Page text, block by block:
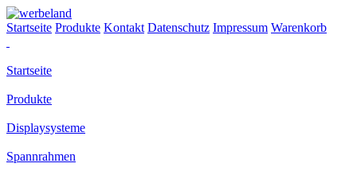
Startseite Produkte Kontakt Datenschutz Impressum Warenkorb
Startseite
Produkte
Displaysysteme
Spannrahmen